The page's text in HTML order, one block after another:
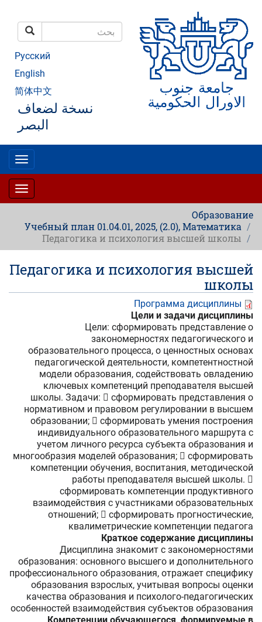
المحتوى
الرئيسي
بحث
Русский
English
简体中文
نسخة لضعاف
البصر
Образование
Учебный план 01.04.01, 2025, (2.0), Математика
Педагогика и психология высшей школы
Педагогика и психология высшей
школы
Программа дисциплины
Цели и задачи дисциплины
Цели: сформировать представление о
закономерностях педагогического и
образовательного процесса, о ценностных основах
педагогической деятельности, компетентностной
модели образования, содействовать овладению
ключевых компетенций преподавателя высшей
школы. Задачи:  сформировать представления о
нормативном и правовом регулировании в высшем
образовании;  сформировать умения построения
индивидуального образовательного маршрута с
учетом личного ресурса субъекта образования и
многообразия моделей образования;  сформировать
компетенции обучения, воспитания, методической
работы преподавателя высшей школы. 
сформировать компетенции продуктивного
взаимодействия с участниками образовательных
отношений;  сформировать прогностические,
квалиметрические компетенции педагога
Краткое содержание дисциплины
Дисциплина знакомит с закономерностями
образования: основного высшего и дополнительного
профессионального образования, отражает специфику
образования взрослых, учитывая вопросы оценки
качества образования и психолого-педагогических
особенностей взаимодействия субъектов образования